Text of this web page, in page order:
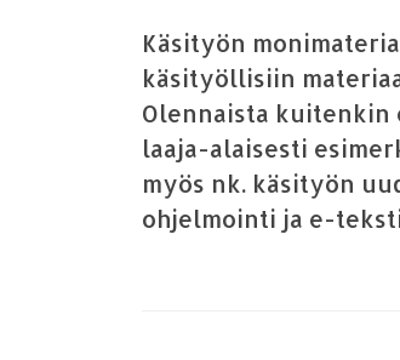
Käsityön
käsityöllisiin
Olennaista
laaja-alaisesti
myös nk. käsityön
ohjelmointi ja e-